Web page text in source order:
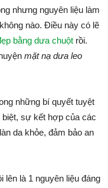
nhưng nguyên liệu làm
nào. Điều này có lẽ
bằng dưa chuột rồi.
mặt nạ dưa leo
những bí quyết tuyệt
sự kết hợp của các
da khỏe, đảm bảo an
lên là 1 nguyên liệu đáng